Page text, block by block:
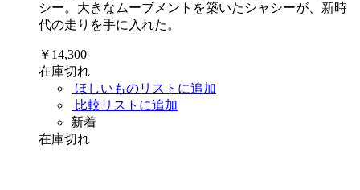
シー。大きなムーブメントを築いたシャシーが、新時
代の走りを手に入れた。
￥14,300
在庫切れ
ほしいものリストに追加
比較リストに追加
新着
在庫切れ